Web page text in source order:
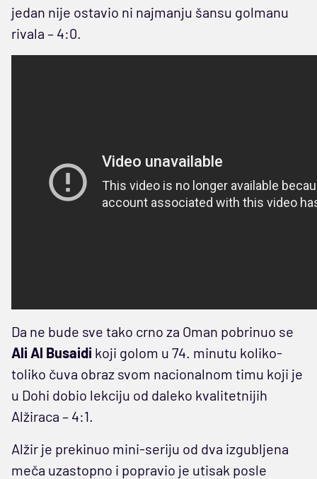
jedan nije ostavio ni najmanju šansu golmanu
rivala – 4:0.
Da ne bude sve tako crno za Oman pobrinuo se
Ali Al Busaidi koji golom u 74. minutu koliko-
toliko čuva obraz svom nacionalnom timu koji je
u Dohi dobio lekciju od daleko kvalitetnijih
Alžiraca – 4:1.
Alžir je prekinuo mini-seriju od dva izgubljena
meča uzastopno i popravio je utisak posle